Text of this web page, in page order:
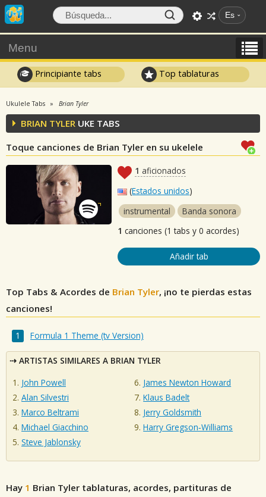
Es
Menu
Principiante tabs Top tablaturas
Ukulele Tabs Brian Tyler
BRIAN TYLER UKE TABS
Toque canciones de Brian Tyler en su ukelele
1 aficionados
(Estados unidos)
instrumental
Banda sonora
1 canciones (1 tabs y 0 acordes)
Añadir tab
Top Tabs & Acordes de Brian Tyler, ¡no te pierdas estas
canciones!
Formula 1 Theme (tv Version)
ARTISTAS SIMILARES A BRIAN TYLER
John Powell
Alan Silvestri
Marco Beltrami
Michael Giacchino
Steve Jablonsky
James Newton Howard
Klaus Badelt
Jerry Goldsmith
Harry Gregson‐Williams
Hay 1 Brian Tyler tablaturas, acordes, partituras de